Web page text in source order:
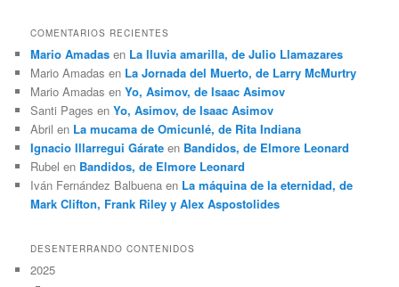
COMENTARIOS RECIENTES
Mario Amadas en La lluvia amarilla, de Julio Llamazares
Mario Amadas en La Jornada del Muerto, de Larry McMurtry
Mario Amadas enYo, Asimov, de Isaac Asimov
Santi Pages enYo, Asimov, de Isaac Asimov
Abril en La mucama de Omicunlé, de Rita Indiana
Ignacio Illarregui Gárate en Bandidos, de Elmore Leonard
Rubel en Bandidos, de Elmore Leonard
Iván Fernández Balbuena en La máquina de la eternidad, de
Mark Clifton, Frank Riley y Alex Aspostolides
DESENTERRANDO CONTENIDOS
2025